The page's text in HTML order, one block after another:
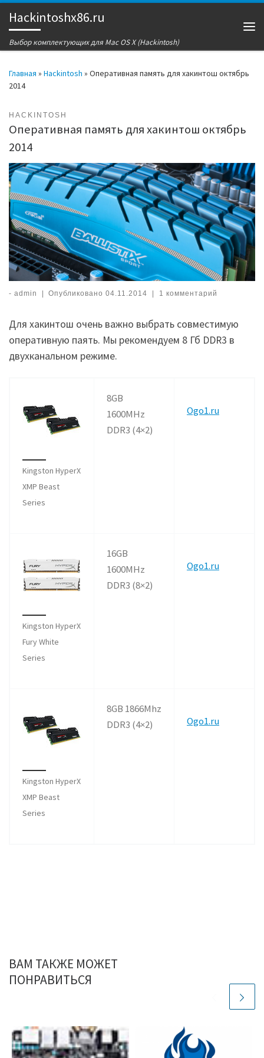
Перейти к содержимому
Hackintoshx86.ru
Выбор комплектующих для Mac OS X (Hackintosh)
Главная » Hackintosh » Оперативная память для хакинтош октябрь
2014
HACKINTOSH
Оперативная память для хакинтош октябрь
2014
- admin Опубликовано04.11.2014 1 комментарий
Для хакинтош очень важно выбрать совместимую
оперативную паять. Мы рекомендуем 8 Гб DDR3 в
двухканальном режиме.
Kingston HyperX
XMP Beast
Series
8GB
1600MHz
DDR3 (4×2)
Ogo1.ru
Kingston HyperX
Fury White
Series
16GB
1600MHz
DDR3 (8×2)
Ogo1.ru
Kingston HyperX
XMP Beast
Series
8GB 1866Mhz
DDR3 (4×2)
Ogo1.ru
ВАМ ТАКЖЕ МОЖЕТ
ПОНРАВИТЬСЯ